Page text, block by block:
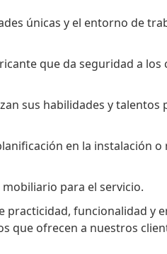
únicas y el entorno de
que da seguridad a los
sus habilidades y talentos
en la instalación o
para el servicio.
practicidad, funcionalidad y
que ofrecen a nuestros